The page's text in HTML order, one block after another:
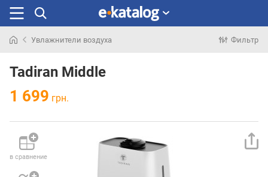
раньше
Увлажнители воздуха Фильтр
Tadiran Middle
1 699 грн.
в сравнение